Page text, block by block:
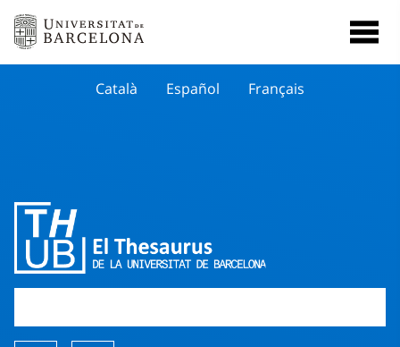
Català Español Français